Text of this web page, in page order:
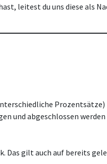
leitest du uns diese als
Prozentsätze)
und abgeschlossen
gilt auch auf bereits